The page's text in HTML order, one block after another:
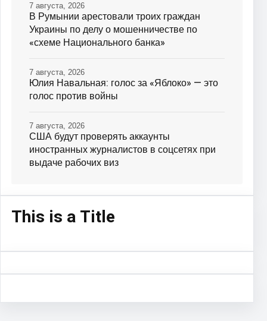
В Румынии арестовали троих граждан
Украины по делу о мошенничестве по
«схеме Национального банка»
7 августа, 2026
Юлия Навальная: голос за «Яблоко» — это
голос против войны
7 августа, 2026
США будут проверять аккаунты
иностранных журналистов в соцсетях при
выдаче рабочих виз
7 августа, 2026
This is a Title